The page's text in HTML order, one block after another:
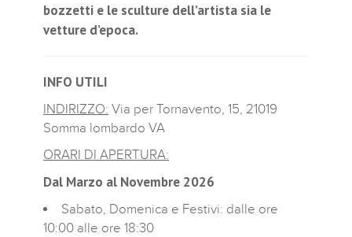
bozzetti e le sculture dell’artista sia le
vetture d’epoca.
INFO UTILI
INDIRIZZO: Via per Tornavento, 15, 21019
Somma lombardo VA
ORARI DI APERTURA:
Dal Marzo al Novembre 2026
Sabato, Domenica e Festivi: dalle ore
10:00 alle ore 18:30